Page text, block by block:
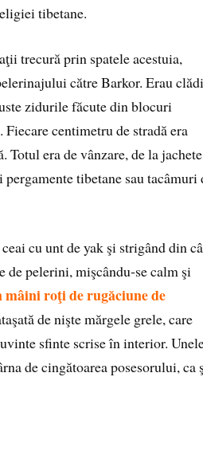
tibetane.
trecură prin spatele acestuia,
către Barkor. Erau
zidurile făcute din blocuri
centimetru de stradă era
Totul era de vânzare, de la jachete
tibetane sau tacâmuri
cu unt de yak şi strigând din
de pelerini, mişcându‑se calm şi
roţi de rugăciune de
de nişte mărgele grele, care
sfinte scrise în interior.
de cingătoarea posesorului, ca